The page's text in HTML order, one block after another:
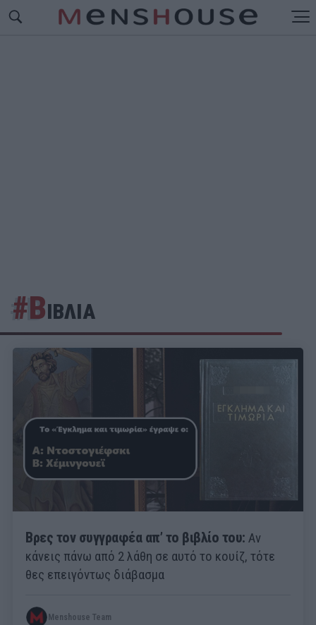
#ΒΙΒΛΙΑ
Βρες τον συγγραφέα απ’ το βιβλίο του: Αν
κάνεις πάνω από 2 λάθη σε αυτό το κουίζ, τότε
θες επειγόντως διάβασμα
Menshouse Team